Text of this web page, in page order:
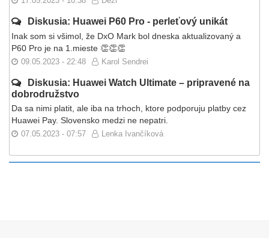
Diskusia: Huawei P60 Pro - perleťový unikát
Inak som si všimol, že DxO Mark bol dneska aktualizovaný a
P60 Pro je na 1.mieste 👏👏👏
09.05.2023 - 22:48 Karol Sendrei
Diskusia: Huawei Watch Ultimate – pripravené na
dobrodružstvo
Da sa nimi platit, ale iba na trhoch, ktore podporuju platby cez
Huawei Pay. Slovensko medzi ne nepatri.
07.05.2023 - 07:57 Lenka Ivančíková